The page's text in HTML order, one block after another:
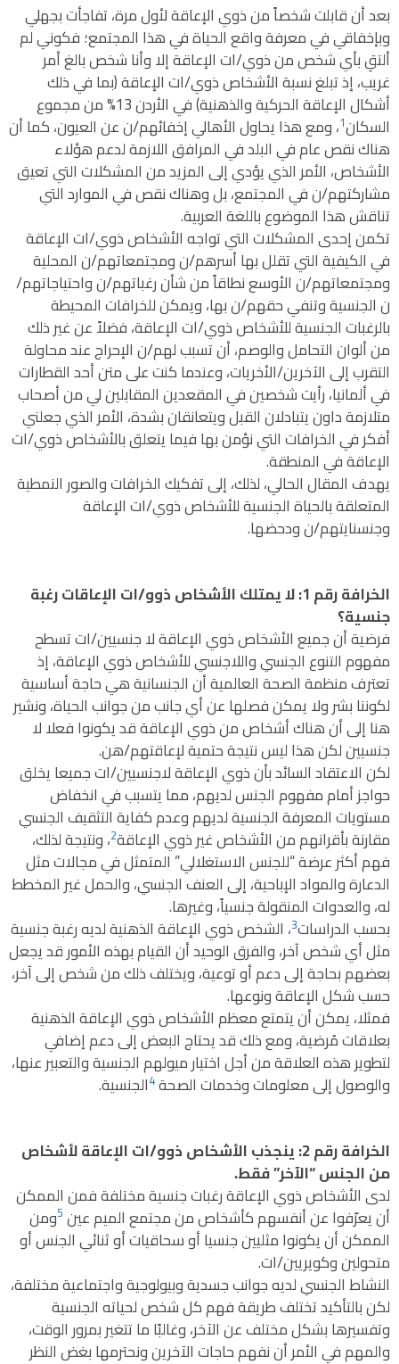
بعد أن قابلت شخصاً من ذوي الإعاقة لأول مرة، تفاجأت بجهلي
وبإخفاقي في معرفة واقع الحياة في هذا المجتمع؛ فكوني لم
ألتقِ بأي شخص من ذوي/ات الإعاقة إلا وأنا شخص بالغ أمر
غريب، إذ تبلغ نسبة الأشخاص ذوي/ات الإعاقة (بما في ذلك
أشكال الإعاقة الحركية والذهنية) في الأردن 13% من مجموع
السكان1، ومع هذا يحاول الأهالي إخفائهم/ن عن العيون، كما أن
هناك نقص عام في البلد في المرافق اللازمة لدعم هؤلاء
الأشخاص، الأمر الذي يؤدي إلى المزيد من المشكلات التي تعيق
مشاركتهم/ن في المجتمع، بل وهناك نقص في الموارد التي
تناقش هذا الموضوع باللغة العربية.
تكمن إحدى المشكلات التي تواجه الأشخاص ذوي/ات الإعاقة
في الكيفية التي تقلل بها أسرهم/ن ومجتمعاتهم/ن المحلية
ومجتمعاتهم/ن الأوسع نطاقاً من شأن رغباتهم/ن واحتياجاتهم/
ن الجنسية وتنفي حقهم/ن بها، ويمكن للخرافات المحيطة
بالرغبات الجنسية للأشخاص ذوي/ات الإعاقة، فضلاً عن غير ذلك
من ألوان التحامل والوصم، أن تسبب لهم/ن الإحراج عند محاولة
التقرب إلى الآخرين/الأخريات، وعندما كنت على متن أحد القطارات
في ألمانيا، رأيت شخصين في المقعدين المقابلين لي من أصحاب
متلازمة داون يتبادلان القبل ويتعانقان بشدة، الأمر الذي جعلني
أفكر في الخرافات التي نؤمن بها فيما يتعلق بالأشخاص ذوي/ات
الإعاقة في المنطقة.
يهدف المقال الحالي، لذلك، إلى تفكيك الخرافات والصور النمطية
المتعلقة بالحياة الجنسية للأشخاص ذوي/ات الإعاقة
وجنسنايتهم/ن ودحضها.
الخرافة رقم 1: لا يمتلك الأشخاص ذوو/ات الإعاقات رغبة
جنسية؟
فرضية أن جميع الأشخاص ذوي الإعاقة لا جنسيين/ات تسطح
مفهوم التنوع الجنسي واللاجنسي للأشخاص ذوي الإعاقة، إذ
تعترف منظمة الصحة العالمية أن الجنسانية هي حاجة أساسية
لكوننا بشر ولا يمكن فصلها عن أي جانب من جوانب الحياة، ونشير
هنا إلى أن هناك أشخاص من ذوي الإعاقة قد يكونوا فعلا لا
جنسيين لكن هذا ليس نتيجة حتمية لإعاقتهم/هن.
لكن الاعتقاد السائد بأن ذوي الإعاقة لاجنسيين/ات جميعا يخلق
حواجز أمام مفهوم الجنس لديهم، مما يتسبب في انخفاض
مستويات المعرفة الجنسية لديهم وعدم كفاية التثقيف الجنسي
مقارنة بأقرانهم من الأشخاص غير ذوي الإعاقة2، ونتيجة لذلك،
فهم أكثر عرضة “للجنس الاستغلالي” المتمثل في مجالات مثل
الدعارة والمواد الإباحية، إلى العنف الجنسي، والحمل غير المخطط
له، والعدوات المنقولة جنسياً، وغيرها.
بحسب الدراسات3، الشخص ذوي الإعاقة الذهنية لديه رغبة جنسية
مثل أي شخص آخر، والفرق الوحيد أن القيام بهذه الأمور قد يجعل
بعضهم بحاجة إلى دعم أو توعية، ويختلف ذلك من شخص إلى آخر،
حسب شكل الإعاقة ونوعها.
فمثلا، يمكن أن يتمتع معظم الأشخاص ذوي الإعاقة الذهنية
بعلاقات مُرضية، ومع ذلك قد يحتاج البعض إلى دعم إضافي
لتطوير هذه العلاقة من أجل اختيار ميولهم الجنسية والتعبير عنها،
والوصول إلى معلومات وخدمات الصحة4الجنسية.
الخرافة رقم 2: ينجذب الأشخاص ذوو/ات الإعاقة لأشخاص
من الجنس “الآخر” فقط.
لدى الأشخاص ذوي الإعاقة رغبات جنسية مختلفة فمن الممكن
أن يعرّفوا عن أنفسهم كأشخاص من مجتمع الميم عين 5ومن
الممكن أن يكونوا مثليين جنسيا أو سحاقيات أو ثنائي الجنس أو
متحولين وكويريين/ات.
النشاط الجنسي لديه جوانب جسدية وبيولوجية واجتماعية مختلفة،
لكن بالتأكيد تختلف طريقة فهم كل شخص لحياته الجنسية
وتفسيرها بشكل مختلف عن الآخر، وغالبًا ما تتغير بمرور الوقت،
والمهم في الأمر أن نفهم حاجات الآخرين ونحترمها بغض النظر